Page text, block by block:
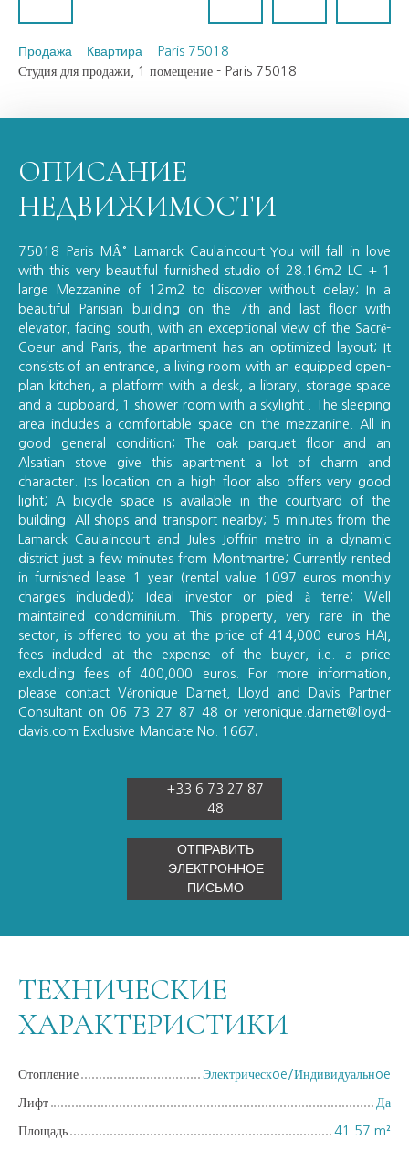
Продажа Квартира
Paris 75018
Студия для продажи, 1 помещение - Paris 75018
ОПИСАНИЕ
НЕДВИЖИМОСТИ
75018 Paris MÂ° Lamarck Caulaincourt You will fall in love
with this very beautiful furnished studio of 28.16m2 LC + 1
large Mezzanine of 12m2 to discover without delay; In a
beautiful Parisian building on the 7th and last floor with
elevator, facing south, with an exceptional view of the Sacré-
Coeur and Paris, the apartment has an optimized layout; It
consists of an entrance, a living room with an equipped open-
plan kitchen, a platform with a desk, a library, storage space
and a cupboard, 1 shower room with a skylight . The sleeping
area includes a comfortable space on the mezzanine. All in
good general condition; The oak parquet floor and an
Alsatian stove give this apartment a lot of charm and
character. Its location on a high floor also offers very good
light; A bicycle space is available in the courtyard of the
building. All shops and transport nearby; 5 minutes from the
Lamarck Caulaincourt and Jules Joffrin metro in a dynamic
district just a few minutes from Montmartre; Currently rented
in furnished lease 1 year (rental value 1097 euros monthly
charges included); Ideal investor or pied à terre; Well
maintained condominium. This property, very rare in the
sector, is offered to you at the price of 414,000 euros HAI,
fees included at the expense of the buyer, i.e. a price
excluding fees of 400,000 euros. For more information,
please contact Véronique Darnet, Lloyd and Davis Partner
Consultant on 06 73 27 87 48 or veronique.darnet@lloyd-
davis.com Exclusive Mandate No. 1667;
+33 6 73 27 87
48
ОТПРАВИТЬ
ЭЛЕКТРОННОЕ
ПИСЬМО
ТЕХНИЧЕСКИЕ
ХАРАКТЕРИСТИКИ
Отопление Электрическoe/Индивидуальнoe
Лифт Да
Площадь 41.57 m²